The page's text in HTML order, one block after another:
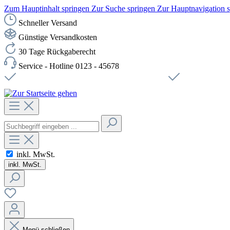
Zum Hauptinhalt springen Zur Suche springen Zur Hauptnavigation
Schneller Versand
Günstige Versandkosten
30 Tage Rückgaberecht
Service - Hotline 0123 - 45678
inkl. MwSt.
inkl. MwSt.